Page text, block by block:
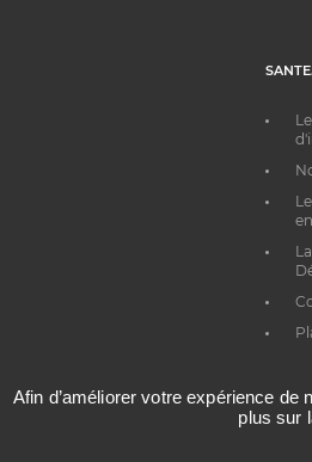
Afin d’améliorer votre expérience
plus sur